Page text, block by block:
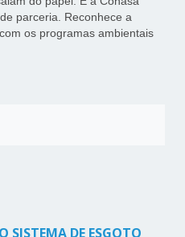
parceria. Reconhece a
os programas ambientais
SISTEMA DE ESGOTO